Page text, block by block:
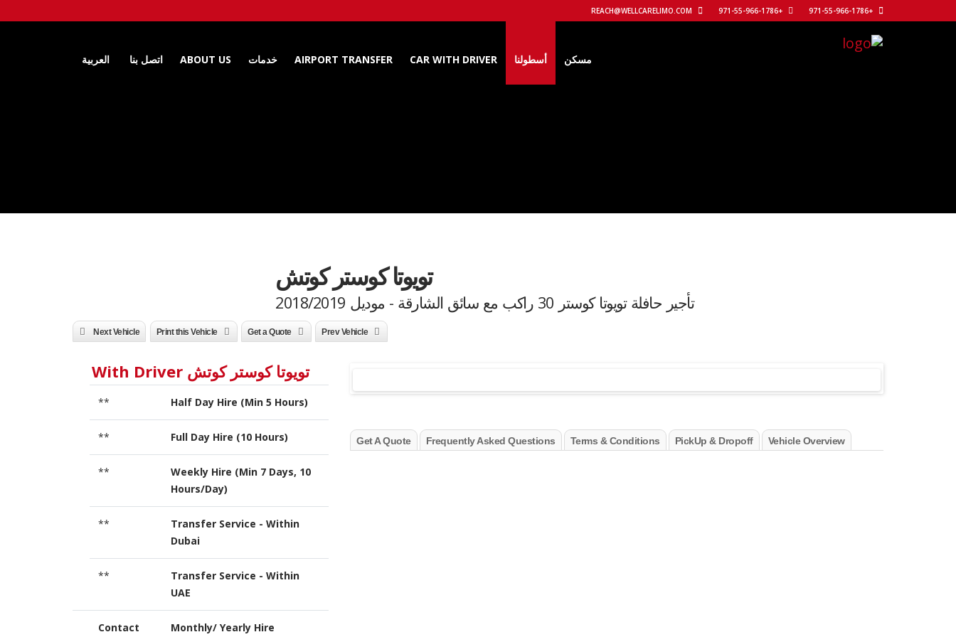
+971-55-966-1786
+971-55-966-1786
مسكن أسطولنا CAR WITH DRIVER
AIRPORT TRANSFER خدمات ABOUT US اتصل بنا العربية
تويوتا كوستر كوتش
تأجير حافلة تويوتا كوستر 30 راكب مع سائق الشارقة - موديل 2018/2019
Prev Vehicle
Get a Quote
Print this Vehicle
Next Vehicle
Vehicle Overview
PickUp & Dropoff
Terms & Conditions
Frequently Asked Questions
Get A Quote
تويوتا كوستر كوتش With Driver
Half Day Hire (Min 5 Hours)
**
Full Day Hire (10 Hours)
**
Weekly Hire (Min 7 Days, 10
Hours/Day)
**
Transfer Service - Within
Dubai
**
Transfer Service - Within
UAE
**
Monthly/ Yearly Hire
Contact